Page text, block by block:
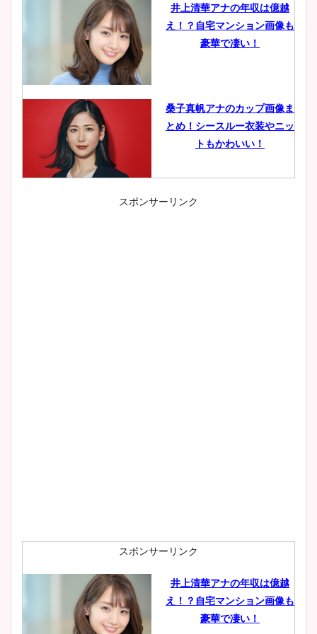
井上清華アナの年収は億越
え！？自宅マンション画像も
豪華で凄い！
桑子真帆アナのカップ画像ま
とめ！シースルー衣装やニッ
トもかわいい！
小室瑛莉子のカップ画像まと
肉も凄い！
鈴木唯の太ってた時の体重が
ヤバすぎww原因や痩せたダ
スポンサーリンク
スポンサーリンク
井上清華アナの年収は億越
え！？自宅マンション画像も
豪華で凄い！